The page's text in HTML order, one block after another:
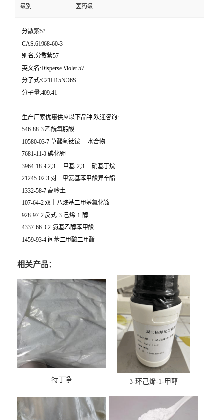
级别 医药级
分散紫57
CAS:61968-60-3
别名:分散紫57
英文名:Disperse Violet 57
分子式:C21H15NO6S
分子量:409.41
生产厂家优惠供应以下品种,欢迎咨询:
546-88-3 乙酰氧肟酸
10580-03-7 草酸氧钛铵 一水合物
7681-11-0 碘化钾
3964-18-9 2,3-二甲基-2,3-二硝基丁烷
21245-02-3 对二甲氨基苯甲酸异辛酯
1332-58-7 高岭土
107-64-2 双十八烷基二甲基氯化铵
928-97-2 反式-3-己烯-1-醇
4337-66-0 2-氨基乙醇苯甲酸
1459-93-4 间苯二甲酸二甲酯
相关产品：
特丁净 3-环己烯-1-甲醇